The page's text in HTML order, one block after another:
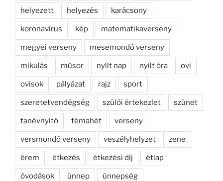
helyezett helyezés karácsony
koronavírus kép matematikaverseny
megyei verseny mesemondó verseny
mikulás műsor nyílt nap nyílt óra ovi
ovisok pályázat rajz sport
szeretetvendégség szülői értekezlet szünet
tanévnyitó témahét verseny
versmondó verseny veszélyhelyzet zene
érem étkezés étkezési díj étlap
óvodások ünnep ünnepség